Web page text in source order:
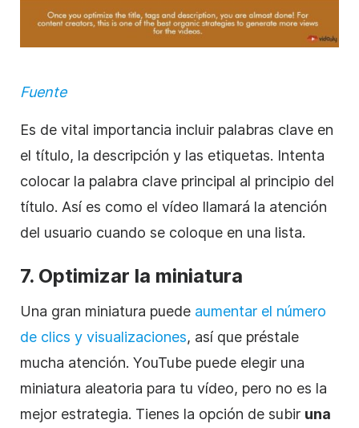
Fuente
Es de vital importancia incluir palabras clave en
el título, la descripción y las etiquetas. Intenta
colocar la palabra clave principal al principio del
título. Así es como el vídeo llamará la atención
del usuario cuando se coloque en una lista.
7. Optimizar la miniatura
Una gran miniatura puede aumentar el número
de clics y visualizaciones, así que préstale
mucha atención. YouTube puede elegir una
miniatura aleatoria para tu vídeo, pero no es la
mejor estrategia. Tienes la opción de subir una